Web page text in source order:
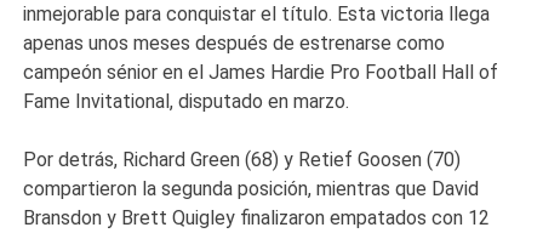
inmejorable para conquistar el título. Esta victoria llega
apenas unos meses después de estrenarse como
campeón sénior en el James Hardie Pro Football Hall of
Fame Invitational, disputado en marzo.
Por detrás, Richard Green (68) y Retief Goosen (70)
compartieron la segunda posición, mientras que David
Bransdon y Brett Quigley finalizaron empatados con 12